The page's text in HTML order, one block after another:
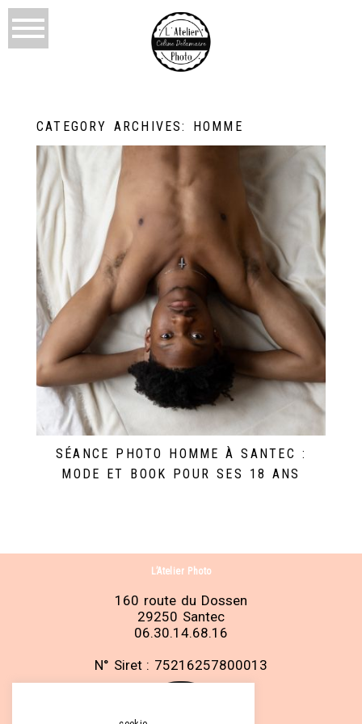
CATEGORY ARCHIVES: HOMME
SÉANCE PHOTO HOMME À SANTEC :
MODE ET BOOK POUR SES 18 ANS
L’Atelier Photo
160 route du Dossen
29250 Santec
06.30.14.68.16
N° Siret : 75216257800013